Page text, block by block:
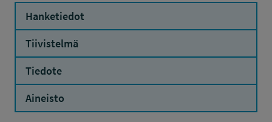
Hanketiedot
Tiivistelmä
Tiedote
Aineisto